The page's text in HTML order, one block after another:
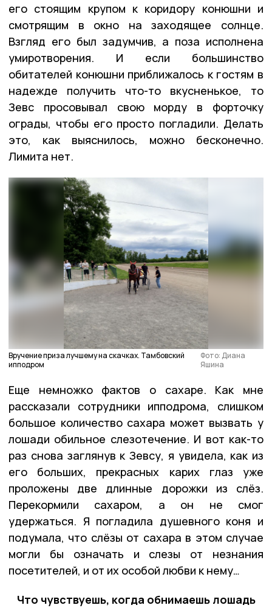
его стоящим крупом к коридору конюшни и
смотрящим в окно на заходящее солнце.
Взгляд его был задумчив, а поза исполнена
умиротворения. И если большинство
обитателей конюшни приближалось к гостям в
надежде получить что-то вкусненькое, то
Зевс просовывал свою морду в форточку
ограды, чтобы его просто погладили. Делать
это, как выяснилось, можно бесконечно.
Лимита нет.
Вручение приза лучшему на скачках. Тамбовский
ипподром
Фото: Диана
Яшина
Еще немножко фактов о сахаре. Как мне
рассказали сотрудники ипподрома, слишком
большое количество сахара может вызвать у
лошади обильное слезотечение. И вот как-то
раз снова заглянув к Зевсу, я увидела, как из
его больших, прекрасных карих глаз уже
проложены две длинные дорожки из слёз.
Перекормили сахаром, а он не смог
удержаться. Я погладила душевного коня и
подумала, что слёзы от сахара в этом случае
могли бы означать и слезы от незнания
посетителей, и от их особой любви к нему…
Что чувствуешь, когда обнимаешь лошадь